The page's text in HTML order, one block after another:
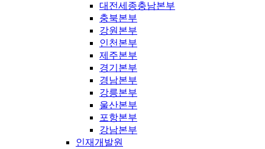
대전세종충남본부
충북본부
강원본부
인천본부
제주본부
경기본부
경남본부
강릉본부
울산본부
포항본부
강남본부
인재개발원